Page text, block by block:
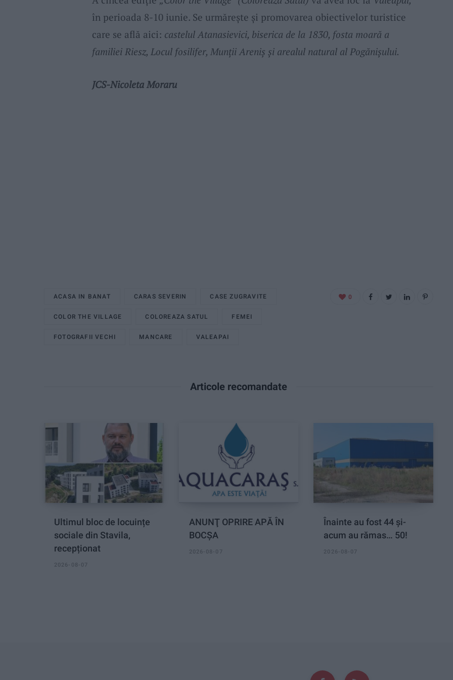
în perioada 8-10 iunie. Se urmăreşte şi promovarea obiectivelor turistice
care se află aici: castelul Atanasievici, biserica de la 1830, fosta moară a
familiei Riesz, Locul fosilifer, Munții Areniș și arealul natural al Pogănișului.
JCS-Nicoleta Moraru
ACASA IN BANAT CARAS SEVERIN CASE ZUGRAVITE
COLOR THE VILLAGE COLOREAZA SATUL FEMEI
FOTOGRAFII VECHI MANCARE VALEAPAI
0
Articole recomandate
Ultimul bloc de locuințe
sociale din Stavila,
recepționat
2026-08-07
ANUNŢ OPRIRE APĂ ÎN
BOCȘA
2026-08-07
Înainte au fost 44 și-
acum au rămas… 50!
2026-08-07